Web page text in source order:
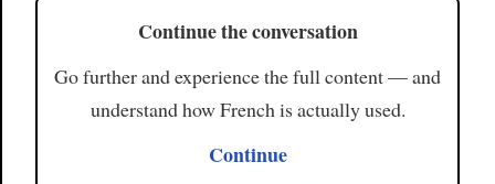
Continue the conversation
Go further and experience the full content — and
understand how French is actually used.
Continue